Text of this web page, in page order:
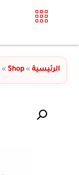
الرئيسية »
Shop
»